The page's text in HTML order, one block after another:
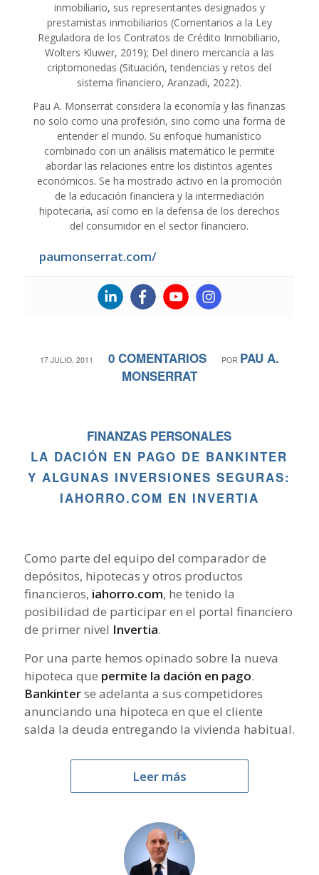
inmobiliario, sus representantes designados y
prestamistas inmobiliarios (Comentarios a la Ley
Reguladora de los Contratos de Crédito Inmobiliario,
Wolters Kluwer, 2019); Del dinero mercancía a las
criptomonedas (Situación, tendencias y retos del
sistema financiero, Aranzadi, 2022).
Pau A. Monserrat considera la economía y las finanzas
no solo como una profesión, sino como una forma de
entender el mundo. Su enfoque humanístico
combinado con un análisis matemático le permite
abordar las relaciones entre los distintos agentes
económicos. Se ha mostrado activo en la promoción
de la educación financiera y la intermediación
hipotecaria, así como en la defensa de los derechos
del consumidor en el sector financiero.
paumonserrat.com/
17 JULIO, 2011
/ 0 COMENTARIOS
/ POR PAU A.
MONSERRAT
FINANZAS PERSONALES
LA DACIÓN EN PAGO DE BANKINTER
Y ALGUNAS INVERSIONES SEGURAS:
IAHORRO.COM EN INVERTIA
Como parte del equipo del comparador de
depósitos, hipotecas y otros productos
financieros, iahorro.com, he tenido la
posibilidad de participar en el portal financiero
de primer nivel Invertia.
Por una parte hemos opinado sobre la nueva
hipoteca que permite la dación en pago.
Bankinterse adelanta a sus competidores
anunciando una hipoteca en que el cliente
salda la deuda entregando la vivienda habitual.
Leer más